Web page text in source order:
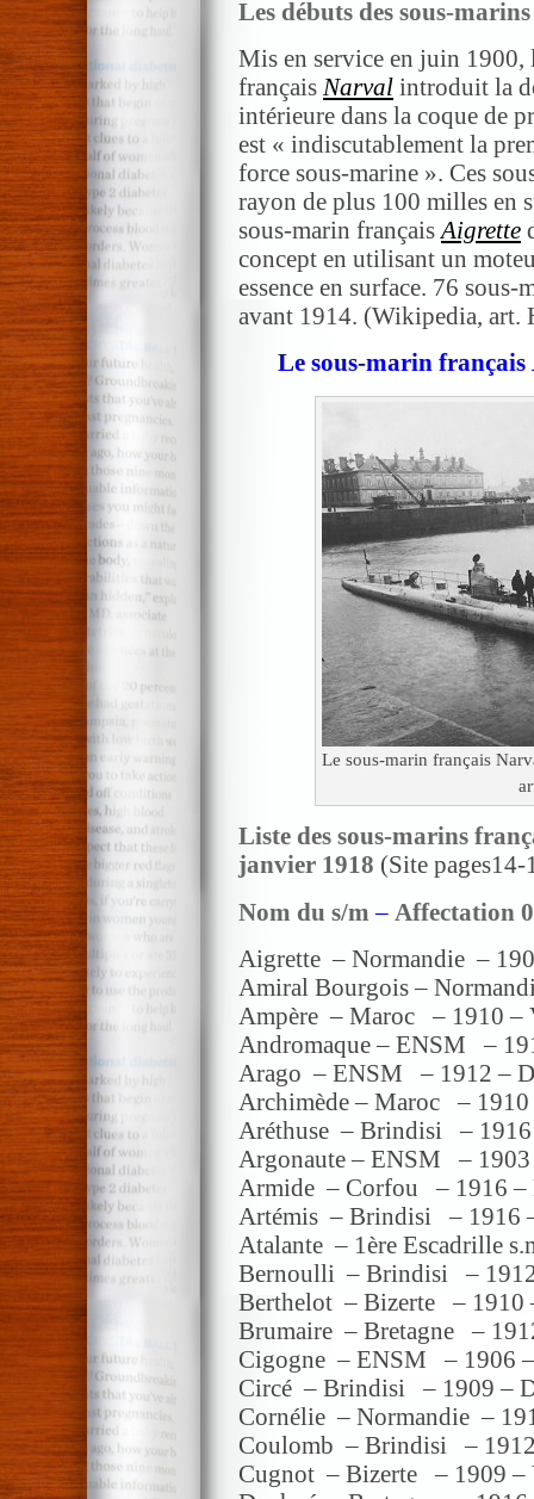
Les débuts des sous-
Mis en service en juin 1900,
français Narval introduit la
intérieure dans la coque de
est « indiscutablement la
force sous-marine ». Ces
rayon de plus 100 milles en
sous-marin français Aigrette
concept en utilisant un
essence en surface. 76
avant 1914. (Wikipedia, art.
Le sous-marin français
Le sous-marin français
Liste des sous-marins
janvier 1918 (Site pages14-
Nom du s/m – Affectation
Aigrette – Normandie –
Amiral Bourgois –
Ampère – Maroc – 1910 –
Andromaque – ENSM –
Arago – ENSM – 1912 –
Archimède – Maroc – 1910
Aréthuse – Brindisi – 1916
Argonaute – ENSM – 1903
Armide – Corfou – 1916 –
Artémis – Brindisi – 1916
Atalante – 1ère Escadrille
Bernoulli – Brindisi –
Berthelot – Bizerte – 1910
Brumaire – Bretagne –
Cigogne – ENSM – 1906
Circé – Brindisi – 1909 –
Cornélie – Normandie –
Coulomb – Brindisi –
Cugnot – Bizerte – 1909 –